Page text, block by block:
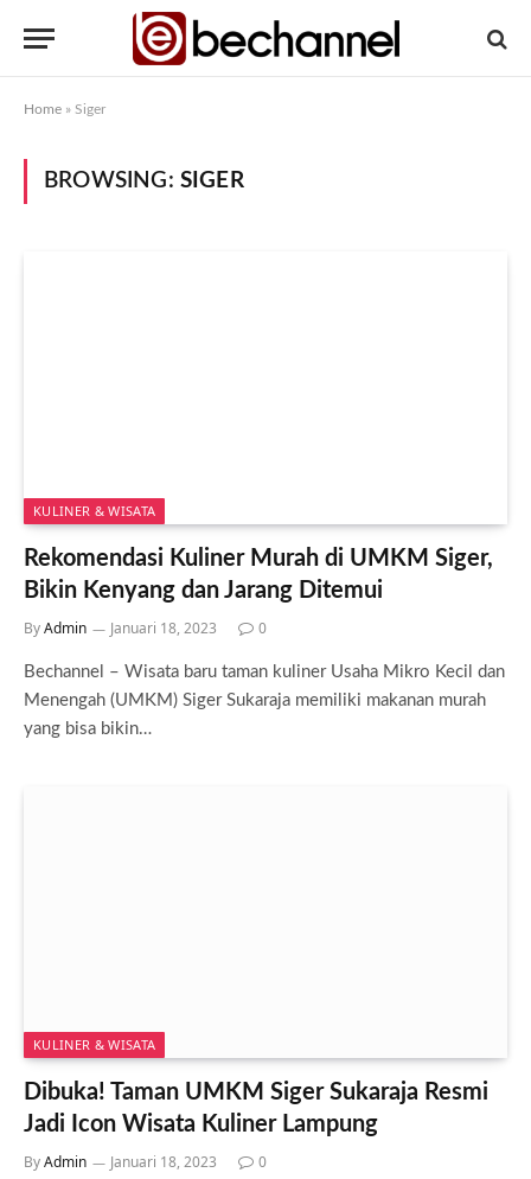
Home » Siger
BROWSING: SIGER
KULINER & WISATA
Rekomendasi Kuliner Murah di UMKM Siger,
Bikin Kenyang dan Jarang Ditemui
ByAdmin Januari 18, 2023 0
Bechannel – Wisata baru taman kuliner Usaha Mikro Kecil dan
Menengah (UMKM) Siger Sukaraja memiliki makanan murah
yang bisa bikin…
KULINER & WISATA
Dibuka! Taman UMKM Siger Sukaraja Resmi
Jadi Icon Wisata Kuliner Lampung
ByAdmin Januari 18, 2023 0